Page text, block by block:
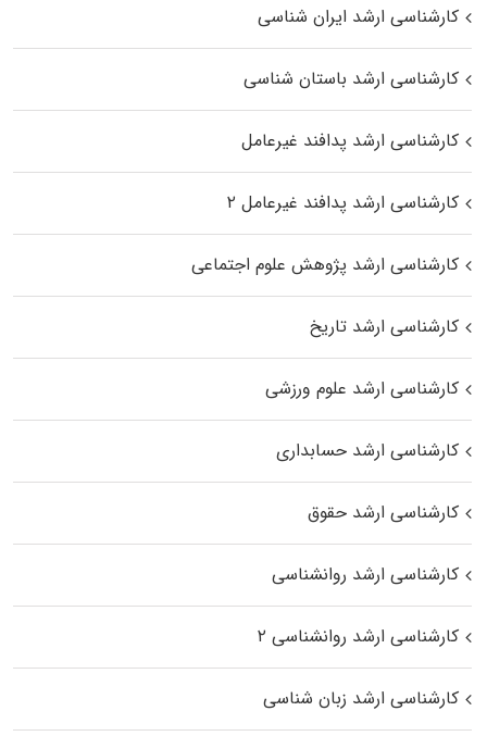
کارشناسی ارشد ایران شناسی
کارشناسی ارشد باستان شناسی
کارشناسی ارشد پدافند غیرعامل
کارشناسی ارشد پدافند غیرعامل ۲
کارشناسی ارشد پژوهش علوم اجتماعی
کارشناسی ارشد تاریخ
کارشناسی ارشد علوم ورزشی
کارشناسی ارشد حسابداری
کارشناسی ارشد حقوق
کارشناسی ارشد روانشناسی
کارشناسی ارشد روانشناسی ۲
کارشناسی ارشد زبان شناسی